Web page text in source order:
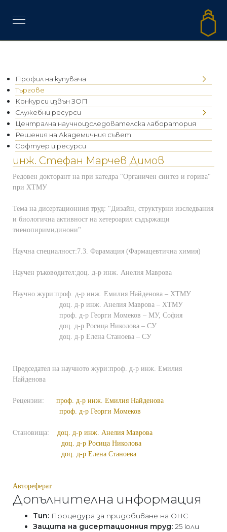
Профил на купувача
Търгове
Конкурси извън ЗОП
Служебни ресурси
Централна научноизследователска лаборатория
Решения на Академичния съвет
Софтуер и ресурси
инж. Стефан Марчев Димов
Редовен докторант на при катедра "Органичен синтез и горива"
при ХТМУ
Тема на дисертационния труд: "Дизайн, структурни изследвания
и биологична активност на хетероарил съдържащи
тиенопиримидинони"
Научна специалност:7.3. Фарамация (Фармацевтична химия)
Научен ръководител:доц. д-р инж. Анелия Маврова
Научно жури:проф. д-р инж. Емилия Найденова – ХТМУ
доц. д-р инж. Анелия Маврова – ХТМУ
проф. д-р Георги Момеков – МУ, София
доц. д-р Росица Николова – СУ
доц. д-р Елена Станоева – СУ
Председател на научното жури:проф. д-р инж. Емилия
Найденова
Рецензии:
проф. д-р инж. Емилия Найденова
проф. д-р Георги Момеков
Становища: доц. д-р инж. Анелия Маврова
доц. д-р Росица Николова
доц. д-р Елена Станоева
Автореферат
Допълнителна информация
Тип: Процедура за придобиване на ОНС
Защита на дисертационния труд: 25 юли